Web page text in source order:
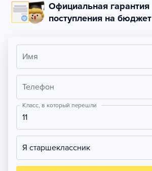
Официальная гарантия
поступления на бюджет
Имя
Телефон
Класс, в который перешли
11
Я старшеклассник